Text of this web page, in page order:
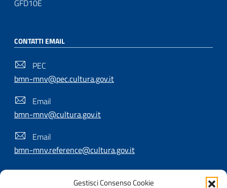
Gestisci Consenso Cookie
GFD10E
CONTATTI EMAIL
PEC
bmn-mnv@pec.cultura.gov.it
Email
bmn-mnv@cultura.gov.it
Email
bmn-mnv.reference@cultura.gov.it